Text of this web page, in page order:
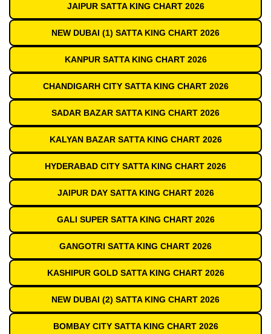
JAIPUR SATTA KING CHART 2026
NEW DUBAI (1) SATTA KING CHART 2026
KANPUR SATTA KING CHART 2026
CHANDIGARH CITY SATTA KING CHART 2026
SADAR BAZAR SATTA KING CHART 2026
KALYAN BAZAR SATTA KING CHART 2026
HYDERABAD CITY SATTA KING CHART 2026
JAIPUR DAY SATTA KING CHART 2026
GALI SUPER SATTA KING CHART 2026
GANGOTRI SATTA KING CHART 2026
KASHIPUR GOLD SATTA KING CHART 2026
NEW DUBAI (2) SATTA KING CHART 2026
BOMBAY CITY SATTA KING CHART 2026